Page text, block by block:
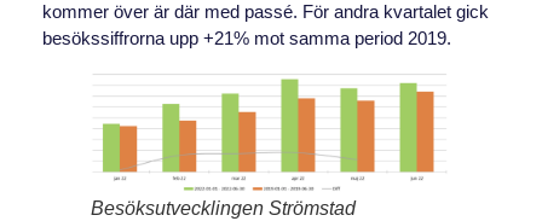
kommer över är där med passé. För andra kvartalet gick
besökssiffrorna upp +21% mot samma period 2019.
Besöksutvecklingen Strömstad